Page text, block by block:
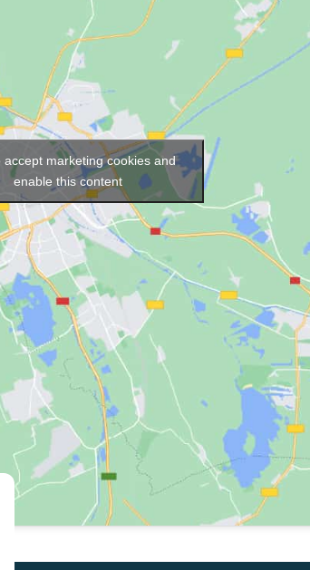
accept marketing cookies and
enable this content